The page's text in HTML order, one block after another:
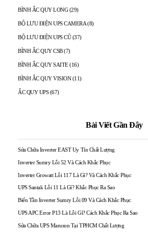
BÌNH ẮC QUY LONG (29)
BỘ LƯU ĐIỆN UPS CAMERA (8)
BỘ LƯU ĐIỆN UPS CŨ (37)
BÌNH ẮC QUY CSB (7)
BÌNH ẮC QUY SAITE (16)
BÌNH ẮC QUY VISION (11)
ẮC QUY UPS (67)
Bài Viết Gần Đây
Sửa Chữa Inverter EAST Uy Tín Chất Lượng
Inverter Sumry Lỗi 52 Và Cách Khắc Phục
Inverter Growatt Lỗi 117 Là Gì? Và Cách Khắc Phục
UPS Santak Lỗi 11 Là Gì? Khắc Phục Ra Sao
Biến Tần Inverter Sumry Lỗi 09 Và Cách Khắc Phục
UPS APC Error P13 Là Lỗi Gì? Cách Khắc Phục Ra Sao
Sửa Chữa UPS Maruson Tại TPHCM Chất Lượng